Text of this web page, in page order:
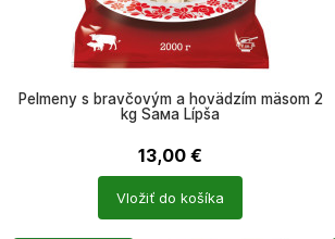
Pelmeny s bravčovým a hovädzím mäsom 2
kg Sама Lípša
13,00 €
Vložiť do košíka